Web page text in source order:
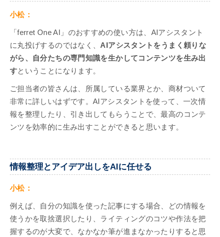
小松：
「ferret One AI」のおすすめの使い方は、AIアシスタント
に丸投げするのではなく、AIアシスタントをうまく頼りな
がら、自分たちの専門知識を生かしてコンテンツを生み出
すということになります。
ご担当者の皆さんは、所属している業界とか、商材ついて
非常に詳しいはずです。AIアシスタントを使って、一次情
報を整理したり、引き出してもらうことで、最高のコンテ
ンツを効率的に生み出すことができると思います。
情報整理とアイデア出しをAIに任せる
小松：
例えば、自分の知識を使った記事にする場合、どの情報を
使うかを取捨選択したり、ライティングのコツや作法を把
握するのが大変で、なかなか筆が進まなかったりすると思